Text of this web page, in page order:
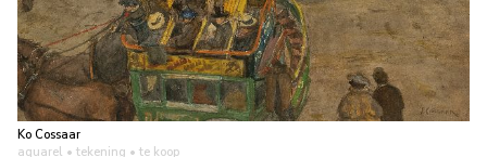
Ko Cossaar
aquarel • tekening • te koop